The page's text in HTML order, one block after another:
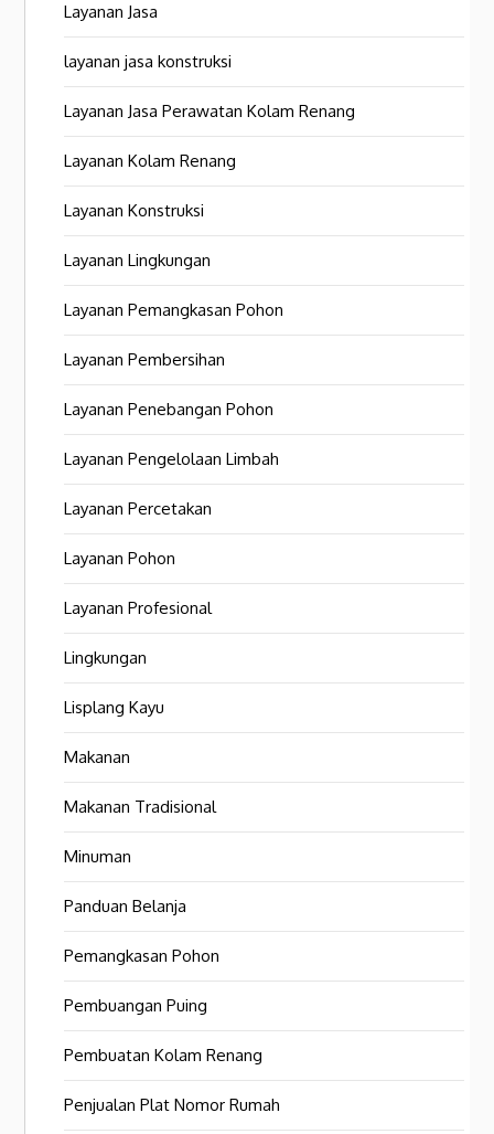
Layanan Jasa
layanan jasa konstruksi
Layanan Jasa Perawatan Kolam Renang
Layanan Kolam Renang
Layanan Konstruksi
Layanan Lingkungan
Layanan Pemangkasan Pohon
Layanan Pembersihan
Layanan Penebangan Pohon
Layanan Pengelolaan Limbah
Layanan Percetakan
Layanan Pohon
Layanan Profesional
Lingkungan
Lisplang Kayu
Makanan
Makanan Tradisional
Minuman
Panduan Belanja
Pemangkasan Pohon
Pembuangan Puing
Pembuatan Kolam Renang
Penjualan Plat Nomor Rumah